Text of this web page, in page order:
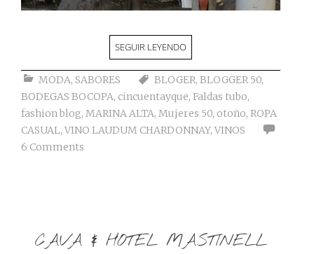
SEGUIR LEYENDO
MODA, SABORES BLOGER, BLOGGER 50,
BODEGAS BOCOPA, cincuentayque, Faldas tubo,
fashion blog, MARINA ALTA, Mujeres 50, otoño, ROPA
CASUAL, VINO LAUDUM CHARDONNAY, VINOS
6 Comments
CAVA & HOTEL MASTINELL